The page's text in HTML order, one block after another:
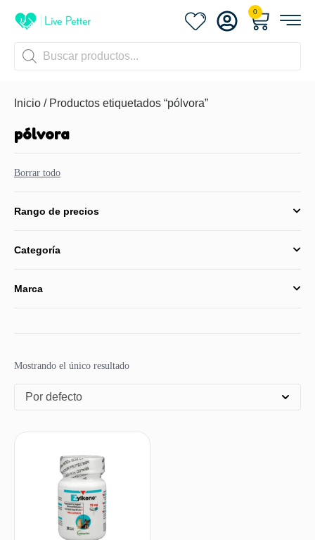
0
Inicio / Productos etiquetados “pólvora”
pólvora
Borrar todo
Rango de precios
Categoría
Marca
Mostrando el único resultado
Por defecto